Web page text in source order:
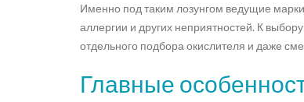
Именно под таким лозунгом ведущие
аллергии и других неприятностей. К
отдельного подбора окислителя и даже
Главные